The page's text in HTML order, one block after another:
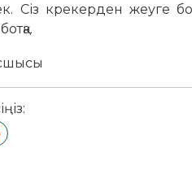
Сіз крекерден жеуге